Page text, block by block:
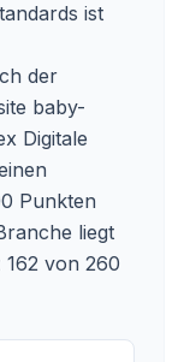
ist
der
baby-
Digitale
Punkten
liegt
von 260